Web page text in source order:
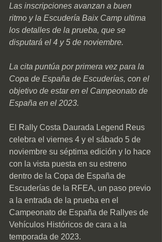
Las inscripciones avanzan a buen
ritmo y la Escudería Baix Camp ultima
los detalles de la prueba, que se
disputará el 4 y 5 de noviembre.
La cita puntúa por primera vez para la
Copa de España de Escuderías, con el
objetivo de estar en el Campeonato de
España en el 2023.
El Rally Costa Daurada Legend Reus
celebra el viernes 4 y el sábado 5 de
noviembre su séptima edición y lo hace
con la vista puesta en su estreno
dentro de la Copa de España de
Escuderías de la RFEA, un paso previo
a la entrada de la prueba en el
Campeonato de España de Rallyes de
Vehículos Históricos de cara a la
temporada de 2023.